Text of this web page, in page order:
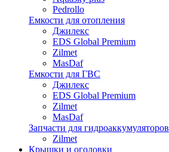
Pedrollo
Емкости для отопления
Джилекс
EDS Global Premium
Zilmet
MasDaf
Емкости для ГВС
Джилекс
EDS Global Premium
Zilmet
MasDaf
Запчасти для гидроаккумуляторов
Zilmet
Крышки и оголовки